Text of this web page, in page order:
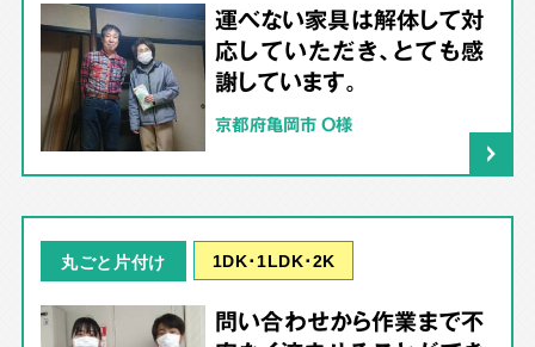
運べない家具は解体して対
応していただき、とても感
謝しています。
京都府亀岡市 O様
丸ごと片付け 1DK･1LDK･2K
問い合わせから作業まで不